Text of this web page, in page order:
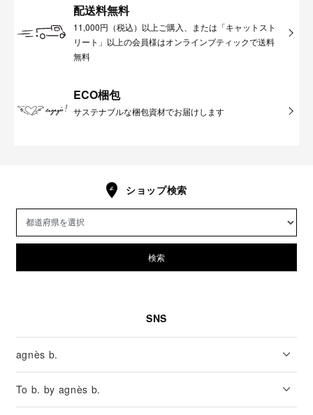
配送料無料
11,000円（税込）以上ご購入、または「キャットスト
リート」以上の会員様はオンラインブティックで送料
無料
ECO梱包
サステナブルな梱包資材でお届けします
ショップ検索
検索
SNS
agnès b.
To b. by agnès b.